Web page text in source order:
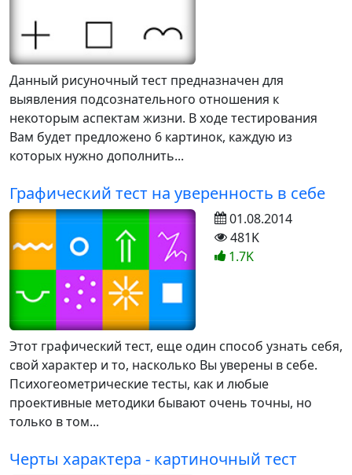
Данный рисуночный тест предназначен для
выявления подсознательного отношения к
некоторым аспектам жизни. В ходе тестирования
Вам будет предложено 6 картинок, каждую из
которых нужно дополнить...
Графический тест на уверенность в себе
Этот графический тест, еще один способ узнать себя,
свой характер и то, насколько Вы уверены в себе.
Психогеометрические тесты, как и любые
проективные методики бывают очень точны, но
только в том...
01.08.2014
481K
1.7K
Черты характера - картиночный тест